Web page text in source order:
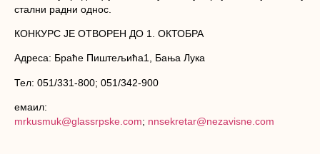
стални радни однос.
КОНКУРС ЈЕ ОТВОРЕН ДО 1. ОКТОБРА
Адреса: Браће Пиштељића1, Бања Лука
Тел: 051/331-800; 051/342-900
емаил:
mrkusmuk@glassrpske.com; nnsekretar@nezavisne.com